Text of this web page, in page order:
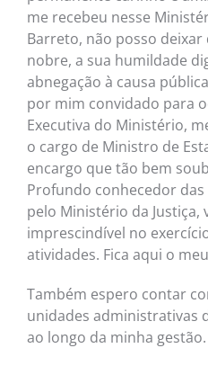
me recebeu nesse
Barreto, não posso
nobre, a sua humildade
abnegação à causa
por mim convidado para
Executiva do Ministério,
o cargo de Ministro de
encargo que tão bem
Profundo conhecedor
pelo Ministério da Justiça,
imprescindível no
atividades. Fica aqui o
Também espero contar
unidades administrativas
ao longo da minha gestão.